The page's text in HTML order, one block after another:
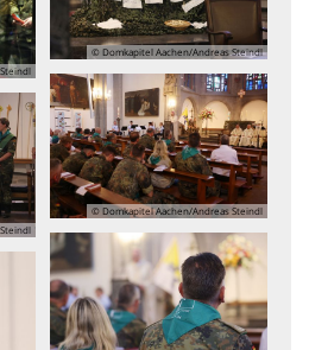
© Domkapitel Aachen/Andreas Steindl
© Domkapitel Aachen/Andreas Steindl